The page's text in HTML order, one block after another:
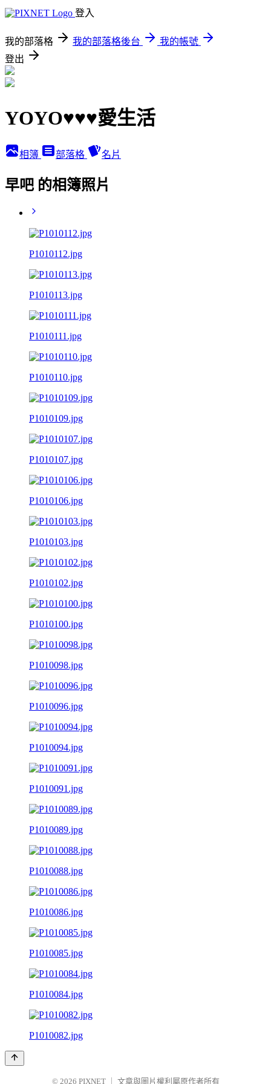
登入
我的部落格 我的部落格後台
我的帳號
登出
YOYO♥♥♥愛生活
相簿 部落格 名片
早吧 的相簿照片
P1010112.jpg
P1010113.jpg
P1010111.jpg
P1010110.jpg
P1010109.jpg
P1010107.jpg
P1010106.jpg
P1010103.jpg
P1010102.jpg
P1010100.jpg
P1010098.jpg
P1010096.jpg
P1010094.jpg
P1010091.jpg
P1010089.jpg
P1010088.jpg
P1010086.jpg
P1010085.jpg
P1010084.jpg
P1010082.jpg
© 2026 PIXNET 文章與圖片權利屬原作者所有